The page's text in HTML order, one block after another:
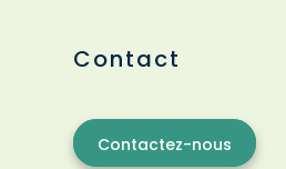
Contact
Contactez-nous